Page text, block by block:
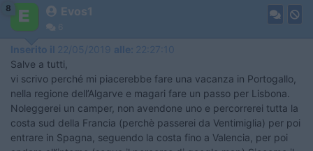
8 Evos1
6
Inserito il 22/05/2019 alle: 22:27:10
Salve a tutti,
vi scrivo perché mi piacerebbe fare una vacanza in Portogallo,
nella regione dell’Algarve e magari fare un passo per Lisbona.
Noleggerei un camper, non avendone uno e percorrerei tutta la
costa sud della Francia (perchè passerei da Ventimiglia) per poi
entrare in Spagna, seguendo la costa fino a Valencia, per poi